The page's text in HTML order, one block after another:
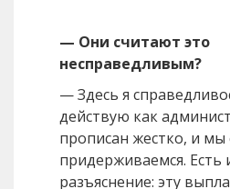
— Они считают это
несправедливым?
— Здесь я
действую как
прописан жестко, и мы
придерживаемся.
разъяснение: эту